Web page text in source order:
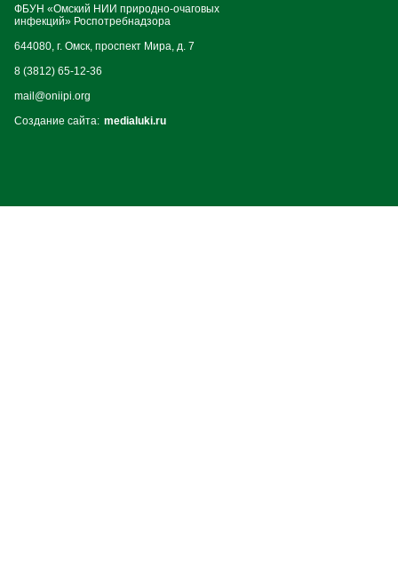
ФБУН «Омский НИИ природно-очаговых
инфекций» Роспотребнадзора
644080, г. Омск, проспект Мира, д. 7
8 (3812) 65-12-36
mail@oniipi.org
Создание сайта: medialuki.ru